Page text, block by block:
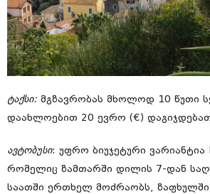
ტაქსი: მგზავრობას მხოლოდ 10 წუთი
დაახლოებით 20 ევრო (€)
ავტობუსი: უფრო ბიუჯეტური ვარიანტია
რომელიც ზამთარში დილის 7-დან
საათში ერთხელ მოძრაობს,